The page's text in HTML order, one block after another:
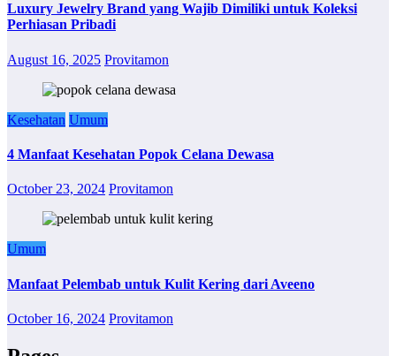
Luxury Jewelry Brand yang Wajib Dimiliki untuk Koleksi
Perhiasan Pribadi
August 16, 2025 Provitamon
Kesehatan Umum
4 Manfaat Kesehatan Popok Celana Dewasa
October 23, 2024 Provitamon
Umum
Manfaat Pelembab untuk Kulit Kering dari Aveeno
October 16, 2024 Provitamon